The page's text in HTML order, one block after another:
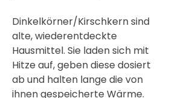
Dinkelkörner/Kirschkern sind
alte, wiederentdeckte
Hausmittel. Sie laden sich mit
Hitze auf, geben diese dosiert
ab und halten lange die von
ihnen gespeicherte Wärme.